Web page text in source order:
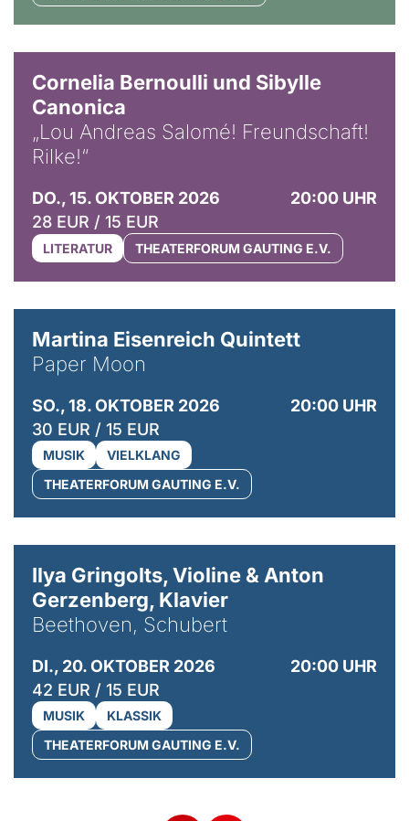
Cornelia Bernoulli und Sibylle
Canonica
„Lou Andreas Salomé! Freundschaft!
Rilke!“
DO., 15. OKTOBER 2026
20:00 UHR
28 EUR / 15 EUR
LITERATUR THEATERFORUM GAUTING E.V.
Martina Eisenreich Quintett
Paper Moon
SO., 18. OKTOBER 2026
20:00 UHR
30 EUR / 15 EUR
MUSIK
VIELKLANG
THEATERFORUM GAUTING E.V.
Ilya Gringolts, Violine & Anton
Gerzenberg, Klavier
Beethoven, Schubert
DI., 20. OKTOBER 2026
20:00 UHR
42 EUR / 15 EUR
MUSIK
KLASSIK
THEATERFORUM GAUTING E.V.